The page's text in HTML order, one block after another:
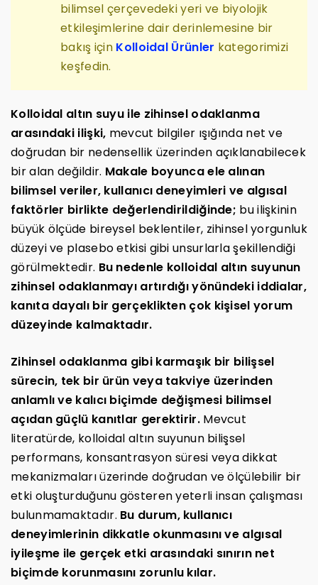
bilimsel çerçevedeki yeri ve biyolojik
etkileşimlerine dair derinlemesine bir
bakış için Kolloidal Ürünler kategorimizi
keşfedin.
Kolloidal altın suyu ile zihinsel odaklanma
arasındaki ilişki, mevcut bilgiler ışığında net ve
doğrudan bir nedensellik üzerinden açıklanabilecek
bir alan değildir. Makale boyunca ele alınan
bilimsel veriler, kullanıcı deneyimleri ve algısal
faktörler birlikte değerlendirildiğinde; bu ilişkinin
büyük ölçüde bireysel beklentiler, zihinsel yorgunluk
düzeyi ve plasebo etkisi gibi unsurlarla şekillendiği
görülmektedir. Bu nedenle kolloidal altın suyunun
zihinsel odaklanmayı artırdığı yönündeki iddialar,
kanıta dayalı bir gerçeklikten çok kişisel yorum
düzeyinde kalmaktadır.
Zihinsel odaklanma gibi karmaşık bir bilişsel
sürecin, tek bir ürün veya takviye üzerinden
anlamlı ve kalıcı biçimde değişmesi bilimsel
açıdan güçlü kanıtlar gerektirir.Mevcut
literatürde, kolloidal altın suyunun bilişsel
performans, konsantrasyon süresi veya dikkat
mekanizmaları üzerinde doğrudan ve ölçülebilir bir
etki oluşturduğunu gösteren yeterli insan çalışması
bulunmamaktadır. Bu durum, kullanıcı
deneyimlerinin dikkatle okunmasını ve algısal
iyileşme ile gerçek etki arasındaki sınırın net
biçimde korunmasını zorunlu kılar.